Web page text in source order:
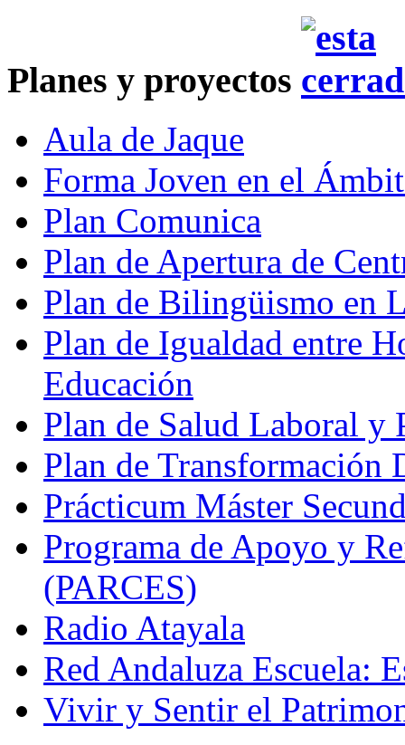
Planes y proyectos
Aula de Jaque
Forma Joven en el
Plan Comunica
Plan de Apertura de
Plan de Bilingüismo en
Plan de Igualdad entre
Educación
Plan de Salud Laboral y
Plan de Transformación
Prácticum Máster
Programa de Apoyo y
(PARCES)
Radio Atayala
Red Andaluza Escuela:
Vivir y Sentir el